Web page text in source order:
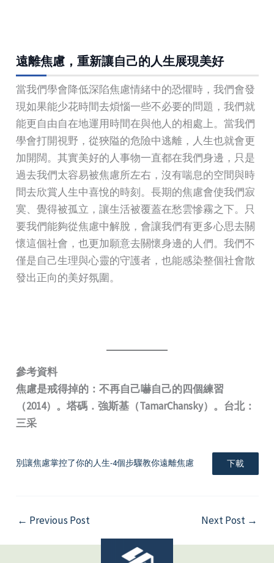
遠離焦慮，重新讓自己的人生展現美好
當我們學會降低深陷焦慮情緒中的恐懼時，我們會發
現如果能少花時間去煩惱一些不必要的問題，我們就
能更自由自在地運用時間在與他人的相處上。當我們
學會打開視野，從狹隘的危險中逃離，人生也就會更
加開闊。其實美好的人事物一直都在我們身邊，只是
過去我們太容易被焦慮所左右，沒有喘息的空間與時
間去欣賞人生中喜悅的時刻。長期的焦慮會使我們寂
寞、覺得被孤立，讓生活被覆蓋在愁雲慘霧之下。只
要我們能夠從焦慮中解脫，會讓我們有更多心思去關
懷這個社會，也更加願意去關懷身邊的人們。我們不
僅是自己生理與心靈的守護者，也能感染整個社會散
發出正向的美好氛圍。
參考資料
焦慮是戒得掉的：不再自己嚇自己的四個練習
（2014）。塔碼．強斯基（TamarChansky）。台北：
三采
別讓焦慮掌控了你的人生-4個步驟教你遠離焦慮 下載
← Previous Post Next Post →